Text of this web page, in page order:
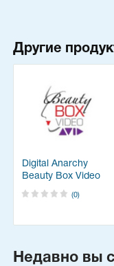
Другие
Digital Anarchy
Beauty Box Video
(0)
Недавно вы